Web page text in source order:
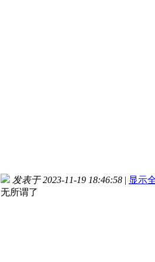
发表于 2023-11-19 18:46:58 | 显示
无所谓了